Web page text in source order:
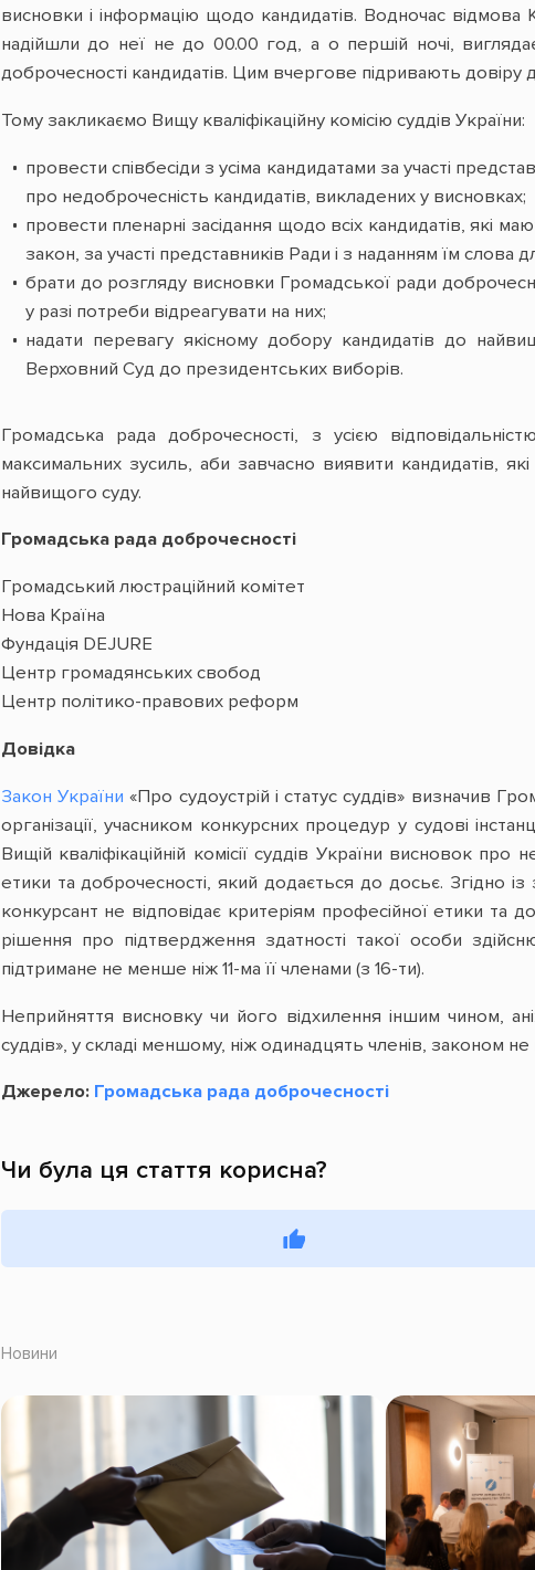
висновки і інформацію щодо кандидатів. Водночас
надійшли до неї не до 00.00 год, а о першій ночі,
доброчесності кандидатів. Цим вчергове підривають
Тому закликаємо Вищу кваліфікаційну комісію суддів України:
провести співбесіди з усіма кандидатами за участі
про недоброчесність кандидатів, викладених у висновках;
провести пленарні засідання щодо всіх кандидатів, які
закон, за участі представників Ради і з наданням їм слова
брати до розгляду висновки Громадської ради
у разі потреби відреагувати на них;
надати перевагу якісному добору кандидатів до
Верховний Суд до президентських виборів.
Громадська рада доброчесності, з усією
максимальних зусиль, аби завчасно виявити кандидатів,
найвищого суду.
Громадська рада доброчесності
Громадський люстраційний комітет
Нова Країна
Фундація DEJURE
Центр громадянських свобод
Центр політико-правових реформ
Довідка
Закон України«Про судоустрій і статус суддів» визначив
організації, учасником конкурсних процедур у судові
Вищій кваліфікаційній комісії суддів України висновок
етики та доброчесності, який додається до досьє. Згідно
конкурсант не відповідає критеріям професійної етики та
рішення про підтвердження здатності такої особи
підтримане не менше ніж 11-ма її членами (з 16-ти).
Неприйняття висновку чи його відхилення іншим чином,
суддів», у складі меншому, ніж одинадцять членів, законом
Джерело: Громадська рада доброчесності
Чи була ця стаття корисна?
Новини